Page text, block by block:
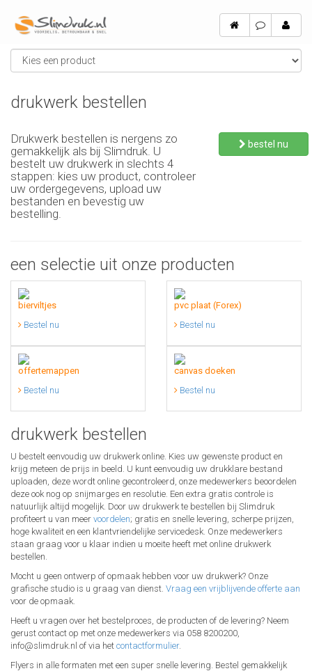
drukwerk bestellen
Drukwerk bestellen is nergens zo
gemakkelijk als bij Slimdruk. U
bestelt uw drukwerk in slechts 4
stappen: kies uw product, controleer
uw ordergegevens, upload uw
bestanden en bevestig uw
bestelling.
bestel nu
een selectie uit onze producten
bierviltjes
Bestel nu
pvc plaat (Forex)
Bestel nu
offertemappen
Bestel nu
canvas doeken
Bestel nu
drukwerk bestellen
U bestelt eenvoudig uw drukwerk online. Kies uw gewenste product en
krijg meteen de prijs in beeld. U kunt eenvoudig uw drukklare bestand
uploaden, deze wordt online gecontroleerd, onze medewerkers beoordelen
deze ook nog op snijmarges en resolutie. Een extra gratis controle is
natuurlijk altijd mogelijk. Door uw drukwerk te bestellen bij Slimdruk
profiteert u van meer voordelen; gratis en snelle levering, scherpe prijzen,
hoge kwaliteit en een klantvriendelijke servicedesk. Onze medewerkers
staan graag voor u klaar indien u moeite heeft met online drukwerk
bestellen.
Mocht u geen ontwerp of opmaak hebben voor uw drukwerk? Onze
grafische studio is u graag van dienst. Vraag een vrijblijvende offerte aan
voor de opmaak.
Heeft u vragen over het bestelproces, de producten of de levering? Neem
gerust contact op met onze medewerkers via 058 8200200,
info@slimdruk.nl of via het contactformulier.
Flyers in alle formaten met een super snelle levering. Bestel gemakkelijk